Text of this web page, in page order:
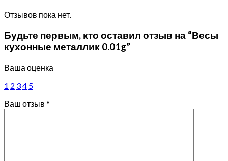
Отзывов пока нет.
Будьте первым, кто оставил отзыв на “Весы
кухонные металлик 0.01g”
Ваша оценка
1 2 34 5
Ваш отзыв *